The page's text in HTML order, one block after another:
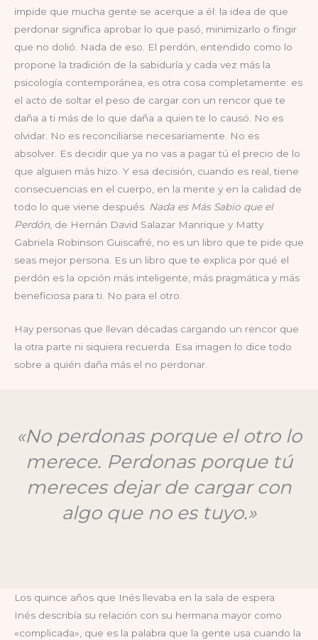
impide que mucha gente se acerque a él: la idea de que
perdonar significa aprobar lo que pasó, minimizarlo o fingir
que no dolió. Nada de eso. El perdón, entendido como lo
propone la tradición de la sabiduría y cada vez más la
psicología contemporánea, es otra cosa completamente: es
el acto de soltar el peso de cargar con un rencor que te
daña a ti más de lo que daña a quien te lo causó. No es
olvidar. No es reconciliarse necesariamente. No es
absolver. Es decidir que ya no vas a pagar tú el precio de lo
que alguien más hizo. Y esa decisión, cuando es real, tiene
consecuencias en el cuerpo, en la mente y en la calidad de
todo lo que viene después. Nada es Más Sabio que el
Perdón , de Hernán David Salazar Manrique y Matty
Gabriela Robinson Guiscafré, no es un libro que te pide que
seas mejor persona. Es un libro que te explica por qué el
perdón es la opción más inteligente, más pragmática y más
beneficiosa para ti. No para el otro.
Hay personas que llevan décadas cargando un rencor que
la otra parte ni siquiera recuerda. Esa imagen lo dice todo
sobre a quién daña más el no perdonar.
«No perdonas porque el otro lo
merece. Perdonas porque tú
mereces dejar de cargar con
algo que no es tuyo.»
Los quince años que Inés llevaba en la sala de espera
Inés describía su relación con su hermana mayor como
«complicada», que es la palabra que la gente usa cuando la